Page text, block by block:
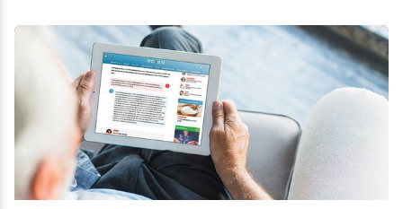
predstavlja neprijeten občutek in lahko vztraja več tednov ali
mesecev, zato si v spodnjih vrsticah preberite o možnih
vzrokih, ki ga povzročajo.